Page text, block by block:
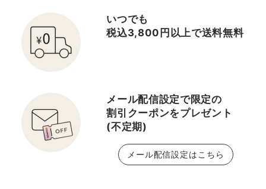
いつでも
税込3,800円以上で送料無料
メール配信設定で限定の
割引クーポンをプレゼント
(不定期)
メール配信設定はこちら